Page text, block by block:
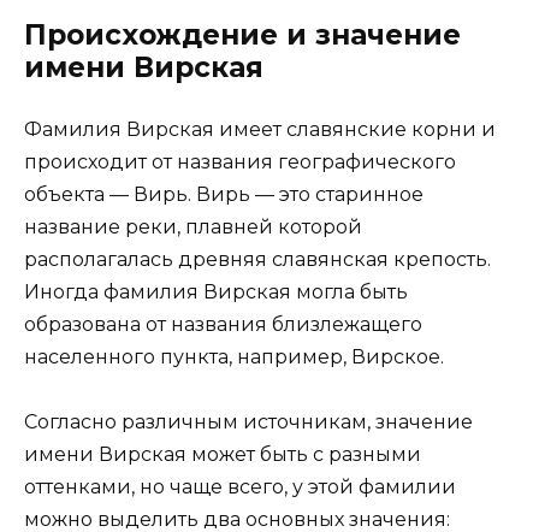
Происхождение и значение
имени Вирская
Фамилия Вирская имеет славянские корни и
происходит от названия географического
объекта — Вирь. Вирь — это старинное
название реки, плавней которой
располагалась древняя славянская крепость.
Иногда фамилия Вирская могла быть
образована от названия близлежащего
населенного пункта, например, Вирское.
Согласно различным источникам, значение
имени Вирская может быть с разными
оттенками, но чаще всего, у этой фамилии
можно выделить два основных значения: